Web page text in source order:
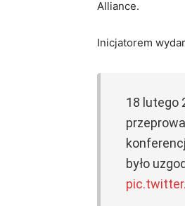
Alliance.
Inicjatorem
18 lutego
było